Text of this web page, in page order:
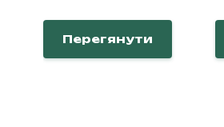
Перегянути